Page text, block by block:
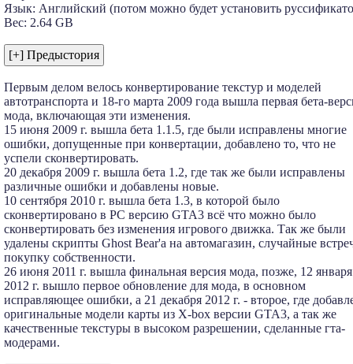
Язык: Английский (потом можно будет установить
Вес: 2.64 GB
Первым делом велось конвертирование текстур и моделей
автотранспорта и 18-го марта 2009 года вышла первая бета-
мода, включающая эти изменения.
15 июня 2009 г. вышла бета 1.1.5, где были исправлены многие
ошибки, допущенные при конвертации, добавлено то, что не
успели сконвертировать.
20 декабря 2009 г. вышла бета 1.2, где так же были исправлены
различные ошибки и добавлены новые.
10 сентября 2010 г. вышла бета 1.3, в которой было
сконвертировано в PC версию GTA3 всё что можно было
сконвертировать без изменения игрового движка. Так же были
удалены скрипты Ghost Bear'а на автомагазин, случайные
покупку собственности.
26 июня 2011 г. вышла финальная версия мода, позже, 12 января
2012 г. вышло первое обновление для мода, в основном
исправляющее ошибки, а 21 декабря 2012 г. - второе, где
оригинальные модели карты из X-box версии GTA3, а так же
качественные текстуры в высоком разрешении, сделанные гта-
модерами.